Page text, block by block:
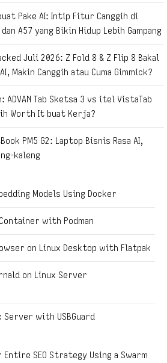
Pake AI: Intip Fitur Canggih di
A57 yang Bikin Hidup Lebih Gampang
Juli 2026: Z Fold 8 & Z Flip 8 Bakal
Makin Canggih atau Cuma Gimmick?
ADVAN Tab Sketsa 3 vs itel VistaTab
Worth It buat Kerja?
PM5 G2: Laptop Bisnis Rasa AI,
kaleng
Models Using Docker
with Podman
on Linux Desktop with Flatpak
on Linux Server
Server with USBGuard
SEO Strategy Using a Swarm